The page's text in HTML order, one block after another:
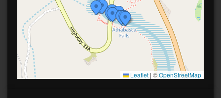
Leaflet | ©OpenStreetMap